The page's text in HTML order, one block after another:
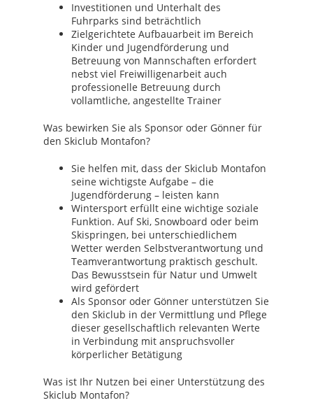
Investitionen und Unterhalt des
Fuhrparks sind beträchtlich
Zielgerichtete Aufbauarbeit im Bereich
Kinder und Jugendförderung und
Betreuung von Mannschaften erfordert
nebst viel Freiwilligenarbeit auch
professionelle Betreuung durch
vollamtliche, angestellte Trainer
Was bewirken Sie als Sponsor oder Gönner für
den Skiclub Montafon?
Sie helfen mit, dass der Skiclub Montafon
seine wichtigste Aufgabe – die
Jugendförderung – leisten kann
Wintersport erfüllt eine wichtige soziale
Funktion. Auf Ski, Snowboard oder beim
Skispringen, bei unterschiedlichem
Wetter werden Selbstverantwortung und
Teamverantwortung praktisch geschult.
Das Bewusstsein für Natur und Umwelt
wird gefördert
Als Sponsor oder Gönner unterstützen Sie
den Skiclub in der Vermittlung und Pflege
dieser gesellschaftlich relevanten Werte
in Verbindung mit anspruchsvoller
körperlicher Betätigung
Was ist Ihr Nutzen bei einer Unterstützung des
Skiclub Montafon?